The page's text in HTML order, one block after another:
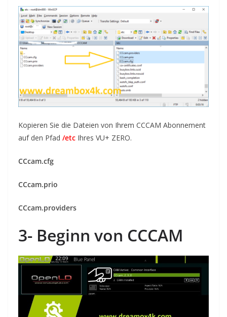
Kopieren Sie die Dateien von Ihrem CCCAM Abonnement
auf den Pfad /etc Ihres VU+ ZERO.
CCcam.cfg
CCcam.prio
CCcam.providers
3- Beginn von CCCAM